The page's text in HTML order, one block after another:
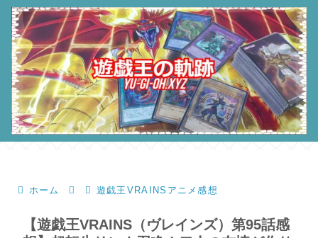
ホーム 遊戯王VRAINSアニメ感想
【遊戯王VRAINS（ヴレインズ）第95話感